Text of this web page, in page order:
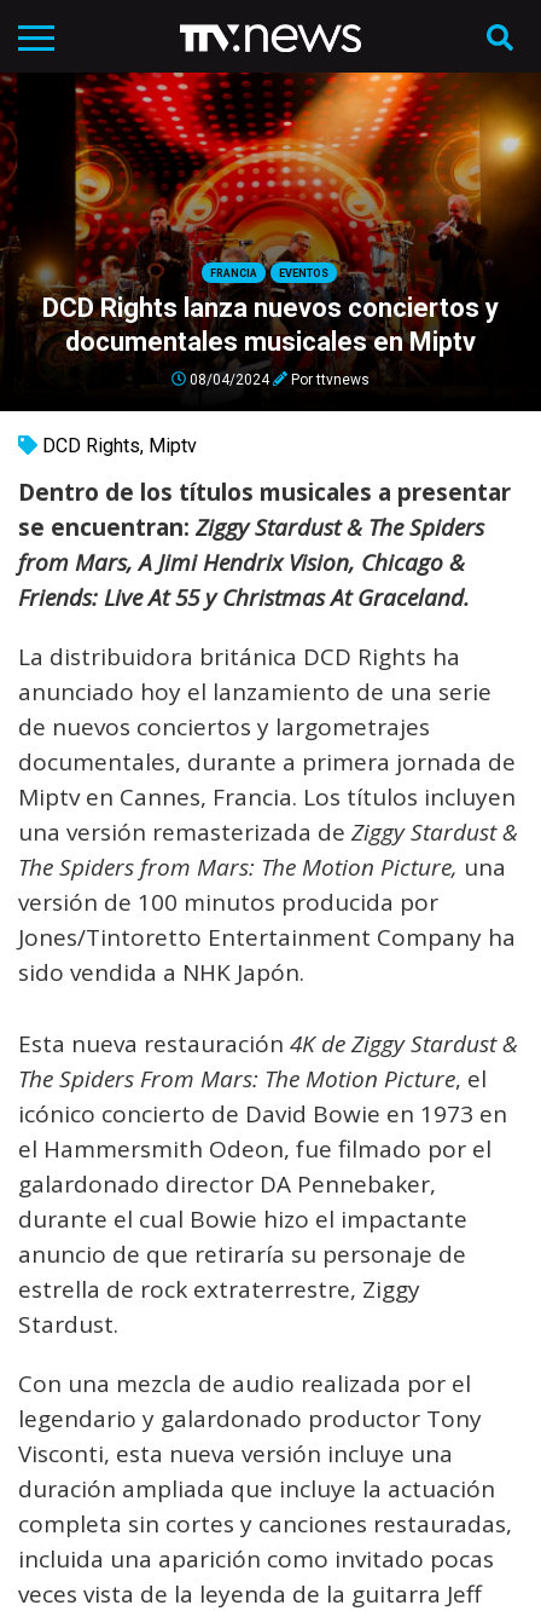
FRANCIA EVENTOS
DCD Rights lanza nuevos conciertos y
documentales musicales en Miptv
08/04/2024 Porttvnews
DCD Rights, Miptv
Dentro de los títulos musicales a presentar
se encuentran:Ziggy Stardust & The Spiders
from Mars, A Jimi Hendrix Vision, Chicago &
Friends: Live At 55 y Christmas At Graceland.
La distribuidora británica DCD Rights ha
anunciado hoy el lanzamiento de una serie
de nuevos conciertos y largometrajes
documentales, durante a primera jornada de
Miptv en Cannes, Francia. Los títulos incluyen
una versión remasterizada de Ziggy Stardust &
The Spiders from Mars: The Motion Picture, una
versión de 100 minutos producida por
Jones/Tintoretto Entertainment Company ha
sido vendida a NHK Japón.
Esta nueva restauración 4K de Ziggy Stardust &
The Spiders From Mars: The Motion Picture, el
icónico concierto de David Bowie en 1973 en
el Hammersmith Odeon, fue filmado por el
galardonado director DA Pennebaker,
durante el cual Bowie hizo el impactante
anuncio de que retiraría su personaje de
estrella de rock extraterrestre, Ziggy
Stardust.
Con una mezcla de audio realizada por el
legendario y galardonado productor Tony
Visconti, esta nueva versión incluye una
duración ampliada que incluye la actuación
completa sin cortes y canciones restauradas,
incluida una aparición como invitado pocas
veces vista de la leyenda de la guitarra Jeff